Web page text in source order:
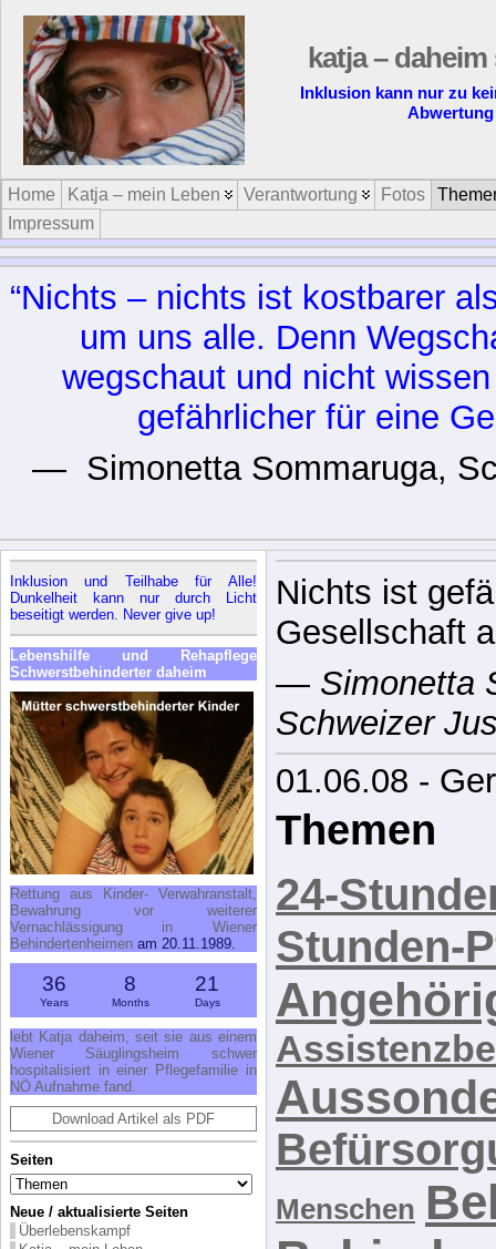
katja –
Inklusion kann nur zu
Home Katja – mein Leben Verantwortung Fotos
Impressum
“Nichts – nichts ist kostbarer
um uns alle. Denn
wegschaut und nicht
gefährlicher für eine
— Simonetta Sommaruga,
Inklusion und Teilhabe für Alle!
Dunkelheit kann nur durch Licht
beseitigt werden. Never give up!
Lebenshilfe und Rehapflege
Schwerstbehinderter daheim
Rettung aus Kinder- Verwahranstalt,
Bewahrung vor weiterer
Vernachlässigung in Wiener
Behindertenheimen am 20.11.1989.
36
Years
8
Months
21
Days
lebt Katja daheim, seit sie aus einem
Wiener Säuglingsheim schwer
hospitalisiert in einer Pflegefamilie in
NÖ Aufnahme fand.
Download Artikel als PDF
Seiten
Neue / aktualisierte Seiten
Überlebenskampf
Nichts ist
Gesellschaft
— Simonetta
Schweizer
01.06.08 -
Themen
24-
Stunden-
Menschen